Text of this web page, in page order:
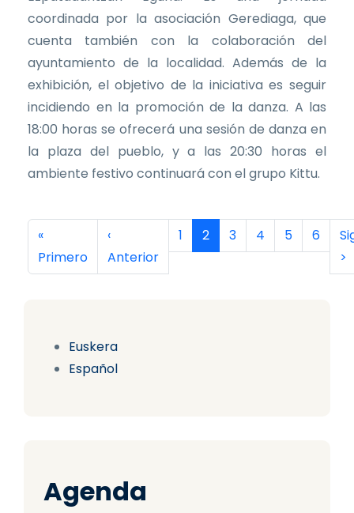
Euskera
Español
Agenda
coordinada por la asociación Gerediaga, que
cuenta también con la colaboración del
ayuntamiento de la localidad. Además de la
exhibición, el objetivo de la iniciativa es seguir
incidiendo en la promoción de la danza. A las
18:00 horas se ofrecerá una sesión de danza en
la plaza del pueblo, y a las 20:30 horas el
ambiente festivo continuará con el grupo Kittu.
Paginación
Primera página
«
Primero
Página anterior
‹
Anterior
Página
1 Página actual
2 Página
3 Página
4 Página
5 Página
6
>